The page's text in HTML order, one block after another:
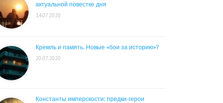
актуальной повестке дня
14.07.2020
Кремль и память. Новые «бои за историю»?
20.07.2020
Константы имперскости: предки-герои